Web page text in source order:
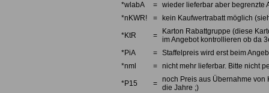
*wlabA = wieder lieferbar aber begrenzte
*nKWR!
= kein Kaufwertrabatt möglich
*KtR =
Karton Rabattgruppe (diese
im Angebot kontrollieren ob da
*PiA
= Staffelpreis wird erst beim
*nml
= nicht mehr lieferbar. Bitte nicht
*P15 = noch Preis aus Übernahme von
die Jahre ;)